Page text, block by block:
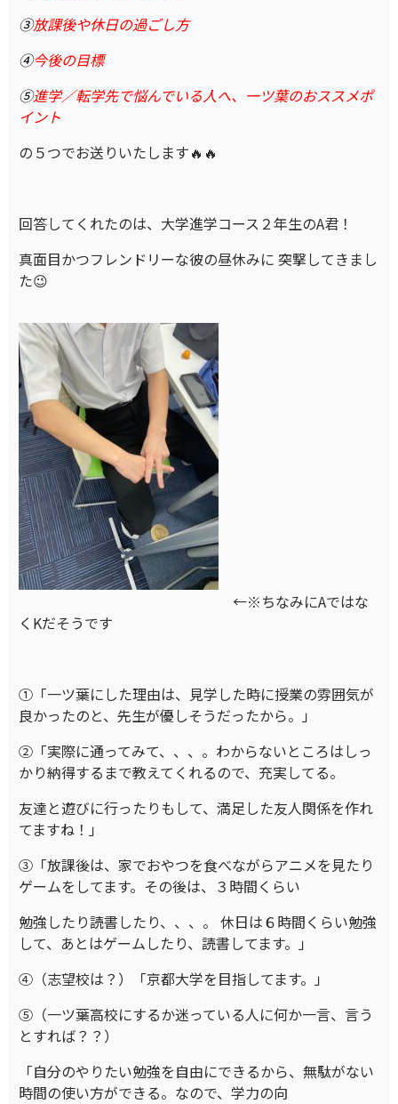
③放課後や休日の過ごし方
④今後の目標
⑤進学／転学先で悩んでいる人へ、一ツ葉のおススメポ
イント
の５つでお送りいたします🔥🔥
回答してくれたのは、大学進学コース２年生のA君！
真面目かつフレンドリーな彼の昼休みに 突撃してきまし
た😉
←※ちなみにAではな
くKだそうです
①「一ツ葉にした理由は、見学した時に授業の雰囲気が
良かったのと、先生が優しそうだったから。」
②「実際に通ってみて、、、。わからないところはしっ
かり納得するまで教えてくれるので、充実してる。
友達と遊びに行ったりもして、満足した友人関係を作れ
てますね！」
③「放課後は、家でおやつを食べながらアニメを見たり
ゲームをしてます。その後は、３時間くらい
勉強したり読書したり、、、。 休日は６時間くらい勉強
して、あとはゲームしたり、読書してます。」
④（志望校は？）「京都大学を目指してます。」
⑤（一ツ葉高校にするか迷っている人に何か一言、言う
とすれば？？）
「自分のやりたい勉強を自由にできるから、無駄がない
時間の使い方ができる。なので、学力の向